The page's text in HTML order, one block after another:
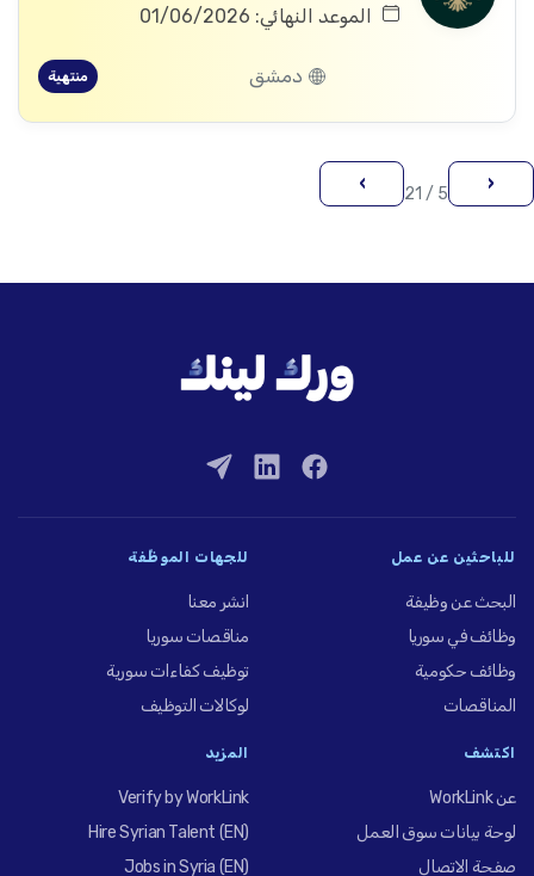
الموعد النهائي: 01/06/2026
دمشق منتهية
‹
5 / 21
›
للباحثين عن عمل
البحث عن وظيفة
وظائف في سوريا
وظائف حكومية
المناقصات
للجهات الموظِّفة
انشر معنا
مناقصات سوريا
توظيف كفاءات سورية
لوكالات التوظيف
اكتشف
عن WorkLink
لوحة بيانات سوق العمل
صفحة الاتصال
المزيد
Verify by WorkLink
Hire Syrian Talent (EN)
Jobs in Syria (EN)